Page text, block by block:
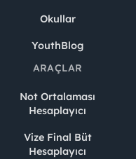
Okullar
YouthBlog
ARAÇLAR
Not Ortalaması
Hesaplayıcı
Vize Final Büt
Hesaplayıcı